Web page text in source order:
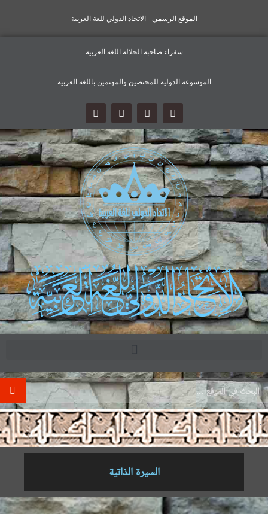
الموقع الرسمي - الاتحاد الدولي للغة العربية
سفراء صاحبة الجلالة اللغة العربية
الموسوعة الدولية للمختصين والمهتمين باللغة العربية
.
السيرة الذاتية